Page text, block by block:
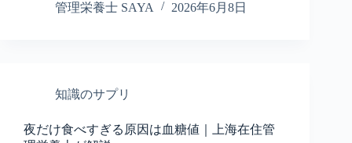
管理栄養士 SAYA
2026年6月8日
知識のサプリ
夜だけ食べすぎる原因は血糖値｜上海在住管